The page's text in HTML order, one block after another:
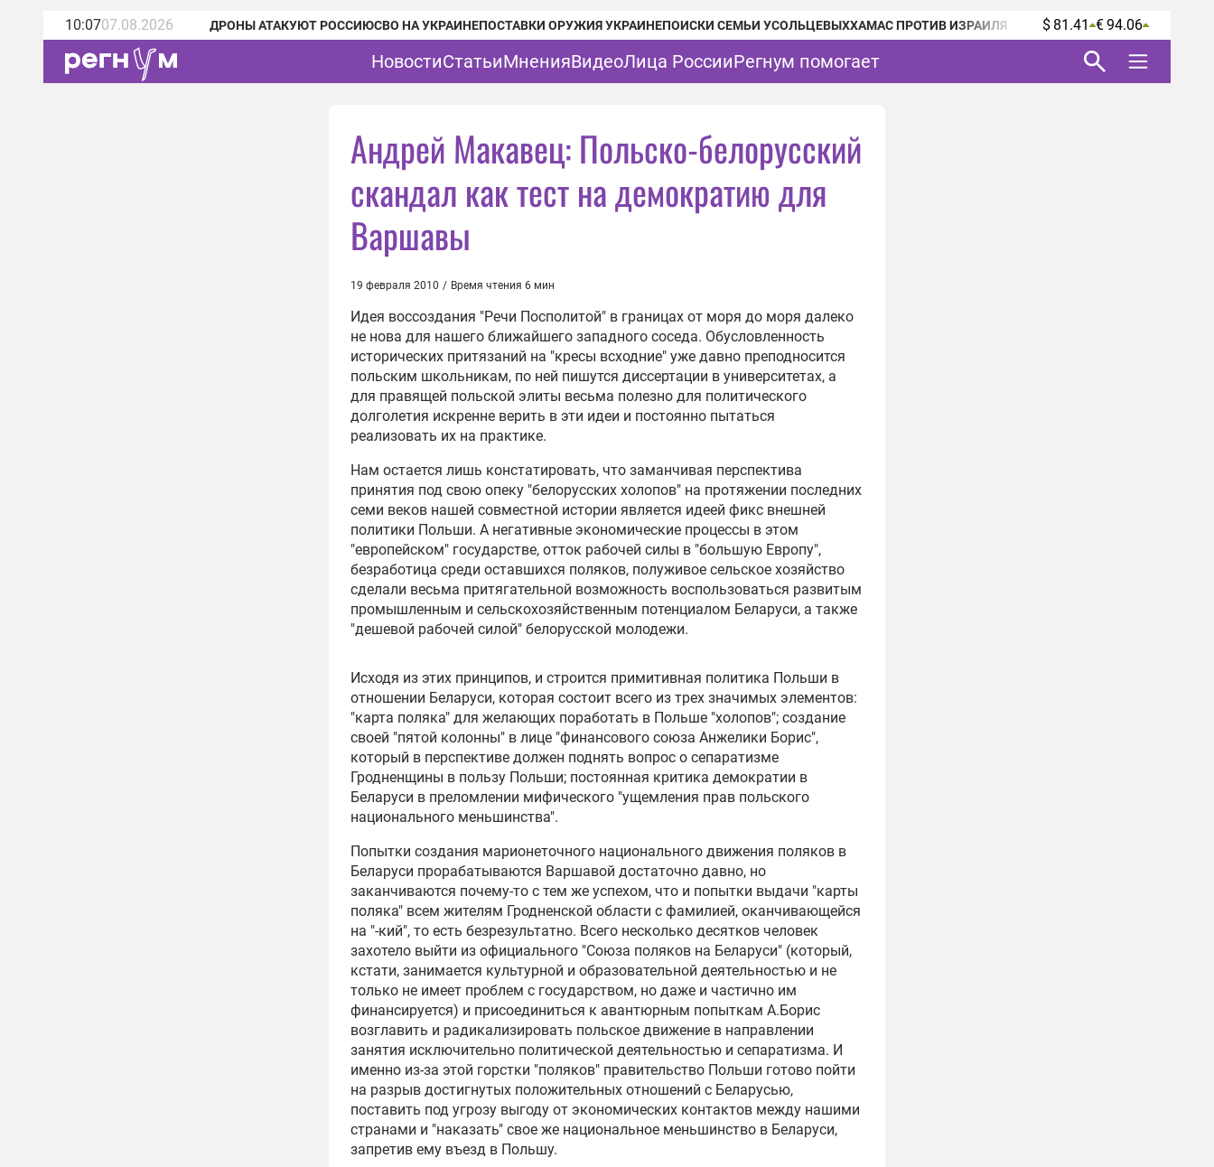
10:0707.08.2026 ДРОНЫ АТАКУЮТ РОССИЮСВО НА УКРАИНЕПОСТАВКИ ОРУЖИЯ УКРАИНЕПОИСКИ СЕМЬИ УСОЛЬЦЕВЫХХАМАС ПРОТИВ ИЗРАИЛЯ $ 81.41 € 94.06
НовостиСтатьиМненияВидеоЛица РоссииРегнум помогает
Андрей Макавец: Польско-белорусский
скандал как тест на демократию для
Варшавы
19 февраля 2010 / Время чтения 6 мин
Идея воссоздания "Речи Посполитой" в границах от моря до моря далеко
не нова для нашего ближайшего западного соседа. Обусловленность
исторических притязаний на "кресы всходние" уже давно преподносится
польским школьникам, по ней пишутся диссертации в университетах, а
для правящей польской элиты весьма полезно для политического
долголетия искренне верить в эти идеи и постоянно пытаться
реализовать их на практике.
Нам остается лишь констатировать, что заманчивая перспектива
принятия под свою опеку "белорусских холопов" на протяжении последних
семи веков нашей совместной истории является идеей фикс внешней
политики Польши. А негативные экономические процессы в этом
"европейском" государстве, отток рабочей силы в "большую Европу",
безработица среди оставшихся поляков, полуживое сельское хозяйство
сделали весьма притягательной возможность воспользоваться развитым
промышленным и сельскохозяйственным потенциалом Беларуси, а также
"дешевой рабочей силой" белорусской молодежи.
Исходя из этих принципов, и строится примитивная политика Польши в
отношении Беларуси, которая состоит всего из трех значимых элементов:
"карта поляка" для желающих поработать в Польше "холопов"; создание
своей "пятой колонны" в лице "финансового союза Анжелики Борис",
который в перспективе должен поднять вопрос о сепаратизме
Гродненщины в пользу Польши; постоянная критика демократии в
Беларуси в преломлении мифического "ущемления прав польского
национального меньшинства".
Попытки создания марионеточного национального движения поляков в
Беларуси прорабатываются Варшавой достаточно давно, но
заканчиваются почему-то с тем же успехом, что и попытки выдачи "карты
поляка" всем жителям Гродненской области с фамилией, оканчивающейся
на "-кий", то есть безрезультатно. Всего несколько десятков человек
захотело выйти из официального "Союза поляков на Беларуси" (который,
кстати, занимается культурной и образовательной деятельностью и не
только не имеет проблем с государством, но даже и частично им
финансируется) и присоединиться к авантюрным попыткам А.Борис
возглавить и радикализировать польское движение в направлении
занятия исключительно политической деятельностью и сепаратизма. И
именно из-за этой горстки "поляков" правительство Польши готово пойти
на разрыв достигнутых положительных отношений с Беларусью,
поставить под угрозу выгоду от экономических контактов между нашими
странами и "наказать" свое же национальное меньшинство в Беларуси,
запретив ему въезд в Польшу.